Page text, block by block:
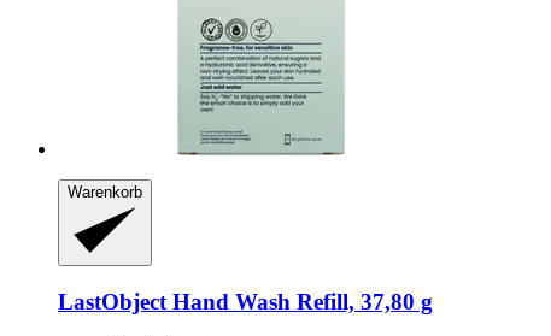
Warenkorb
LastObject Hand Wash Refill, 37,80 g